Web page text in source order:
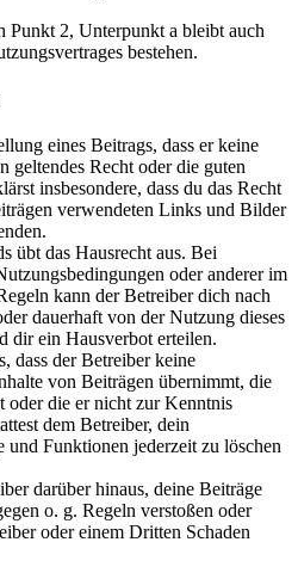
Punkt 2, Unterpunkt a bleibt auch
bestehen.
eines Beitrags, dass er keine
geltendes Recht oder die guten
insbesondere, dass du das Recht
verwendeten Links und Bilder
übt das Hausrecht aus. Bei
oder anderer im
kann der Betreiber dich nach
dauerhaft von der Nutzung dieses
dir ein Hausverbot erteilen.
dass der Betreiber keine
von Beiträgen übernimmt, die
oder die er nicht zur Kenntnis
dem Betreiber, dein
und Funktionen jederzeit zu löschen
darüber hinaus, deine Beiträge
o. g. Regeln verstoßen oder
oder einem Dritten Schaden